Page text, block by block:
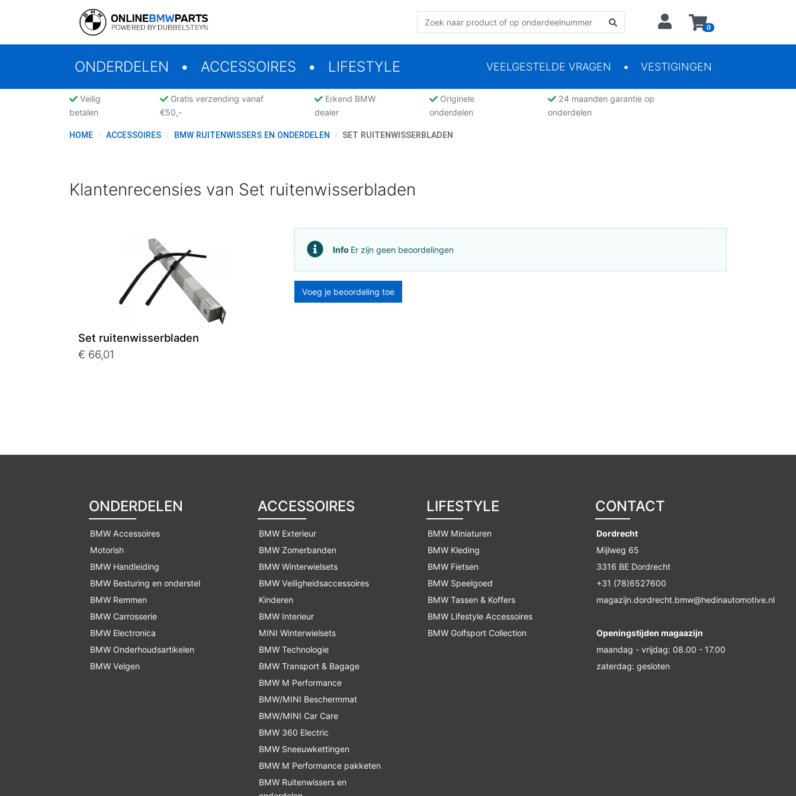
0
ONDERDELEN ACCESSOIRES LIFESTYLE VEELGESTELDE VRAGEN VESTIGINGEN
Veilig
betalen
Gratis verzending vanaf
€50,-
Erkend BMW
dealer
Originele
onderdelen
24 maanden garantie op
onderdelen
HOME ACCESSOIRES BMW RUITENWISSERS EN ONDERDELEN SET RUITENWISSERBLADEN
Klantenrecensies van Set ruitenwisserbladen
Set ruitenwisserbladen
€ 66,01
Info Er zijn geen beoordelingen
Voeg je beoordeling toe
ONDERDELEN
BMW Accessoires
Motorish
BMW Handleiding
BMW Besturing en onderstel
BMW Remmen
BMW Carrosserie
BMW Electronica
BMW Onderhoudsartikelen
BMW Velgen
ACCESSOIRES
BMW Exterieur
BMW Zomerbanden
BMW Winterwielsets
BMW Veiligheidsaccessoires
Kinderen
BMW Interieur
MINI Winterwielsets
BMW Technologie
BMW Transport & Bagage
BMW M Performance
BMW/MINI Beschermmat
BMW/MINI Car Care
BMW 360 Electric
BMW Sneeuwkettingen
BMW M Performance pakketen
BMW Ruitenwissers en
LIFESTYLE
BMW Miniaturen
BMW Kleding
BMW Fietsen
BMW Speelgoed
BMW Tassen & Koffers
BMW Lifestyle Accessoires
BMW Golfsport Collection
CONTACT
Dordrecht
Mijlweg 65
3316 BE Dordrecht
+31 (78)6527600
magazijn.dordrecht.bmw@hedinautomotive.nl
Openingstijden magaazijn
maandag - vrijdag: 08.00 - 17.00
zaterdag: gesloten